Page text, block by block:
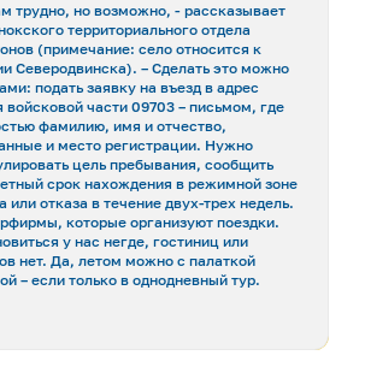
трудно, но возможно, - рассказывает
территориального отдела
(примечание: село относится к
Северодвинска). – Сделать это можно
подать заявку на въезд в адрес
войсковой части 09703 – письмом, где
фамилию, имя и отчество,
и место регистрации. Нужно
цель пребывания, сообщить
срок нахождения в режимной зоне
или отказа в течение двух-трех недель.
которые организуют поездки.
у нас негде, гостиниц или
нет. Да, летом можно с палаткой
– если только в однодневный тур.